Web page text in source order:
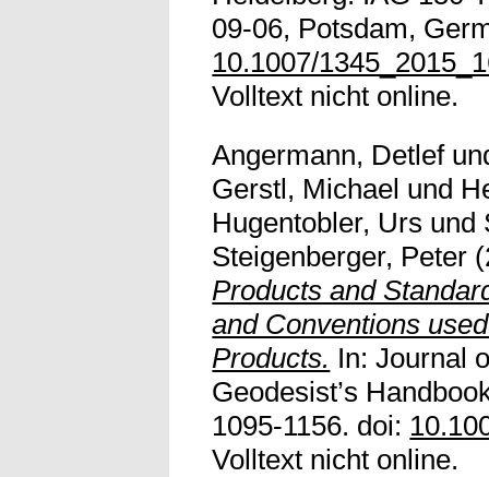
09-06, Potsdam,
10.1007/
Volltext nicht online.
Angermann, Detlef
Gerstl, Michael und
Hugentobler, Urs und
Steigenberger, Peter
Products and
and Conventions
Products. In: Journal
Geodesist’s
1095-1156. doi:
Volltext nicht online.